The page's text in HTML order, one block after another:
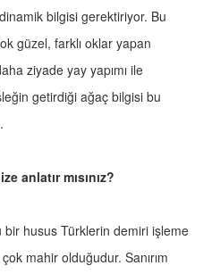
bilgisi gerektiriyor. Bu
güzel, farklı oklar yapan
ziyade yay yapımı ile
getirdiği ağaç bilgisi bu
anlatır mısınız?
husus Türklerin demiri işleme
mahir olduğudur. Sanırım